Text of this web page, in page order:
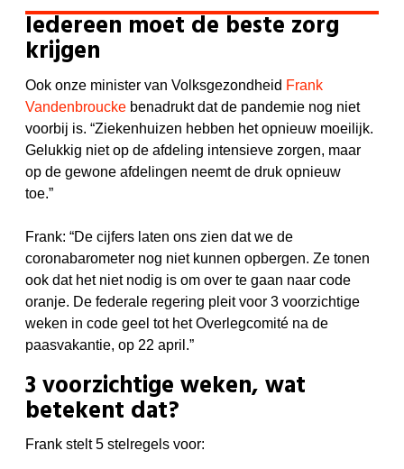
Iedereen moet de beste zorg
krijgen
Ook onze minister van Volksgezondheid Frank
Vandenbroucke benadrukt dat de pandemie nog niet
voorbij is. “Ziekenhuizen hebben het opnieuw moeilijk.
Gelukkig niet op de afdeling intensieve zorgen, maar
op de gewone afdelingen neemt de druk opnieuw
toe.”
Frank: “De cijfers laten ons zien dat we de
coronabarometer nog niet kunnen opbergen. Ze tonen
ook dat het niet nodig is om over te gaan naar code
oranje. De federale regering pleit voor 3 voorzichtige
weken in code geel tot het Overlegcomité na de
paasvakantie, op 22 april.”
3 voorzichtige weken, wat
betekent dat?
Frank stelt 5 stelregels voor: